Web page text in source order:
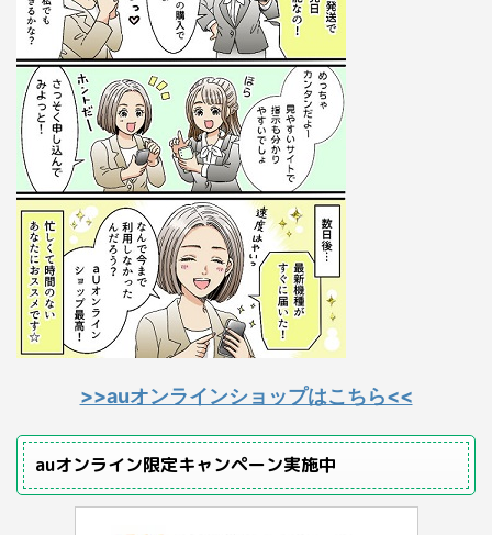
>>auオンラインショップはこちら<<
auオンライン限定キャンペーン実施中